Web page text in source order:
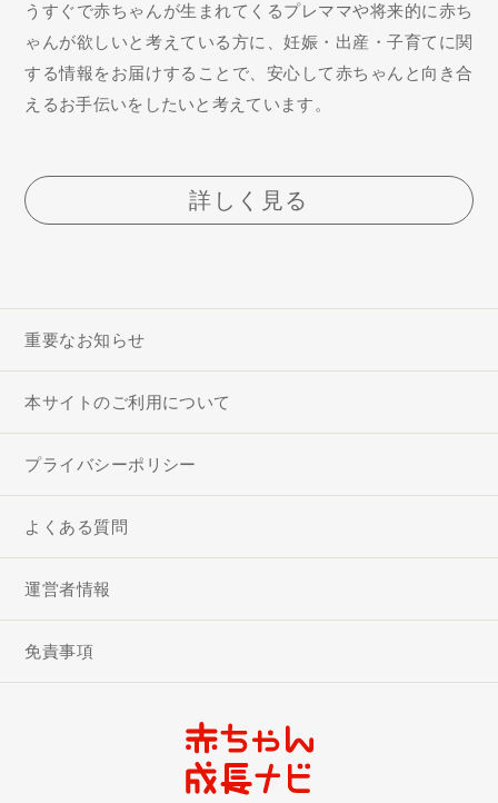
うすぐで赤ちゃんが生まれてくるプレママや将来的に赤ち
ゃんが欲しいと考えている方に、妊娠・出産・子育てに関
する情報をお届けすることで、安心して赤ちゃんと向き合
えるお手伝いをしたいと考えています。
詳しく見る
重要なお知らせ
本サイトのご利用について
プライバシーポリシー
よくある質問
運営者情報
免責事項